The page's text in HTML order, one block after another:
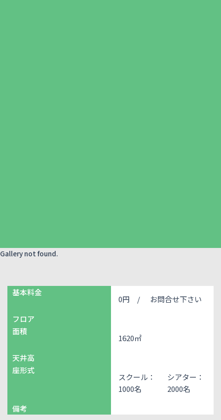
Gallery not found.
基本料金
0円 /
お問合せ下さい
フロア
面積
1620㎡
天井高
座形式
スクール：
1000名
シアター：
2000名
備考